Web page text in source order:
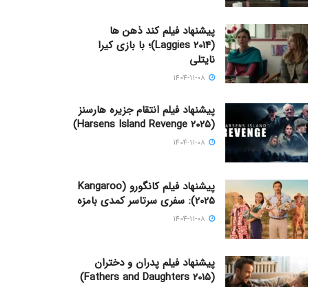
پیشنهاد فیلم کند ذهن ها
(Laggies 2014)؛ با بازی کیرا
نایتلی
پیشنهاد فیلم انتقام جزیره هارسنز
(Harsens Island Revenge 2025)
پیشنهاد فیلم کانگورو (Kangaroo
2025): سفری سرتاسر کمدی بامزه
پیشنهاد فیلم پدران و دختران
(Fathers and Daughters 2015)